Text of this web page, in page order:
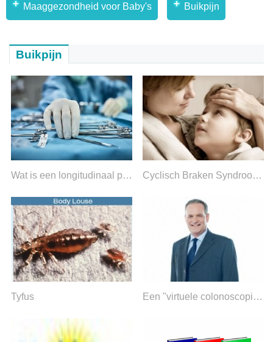
Maaggezondheid voor Baby's Buikpijn
Buikpijn
Wat is een longitudinaal pancreaticojejunostomie? Cyclisch Braken Syndroom (CVS) Symptomen en oorzaken
Tyfus Een "virtuele colonoscopie" is niet genoeg om darmkanker te voorkomen